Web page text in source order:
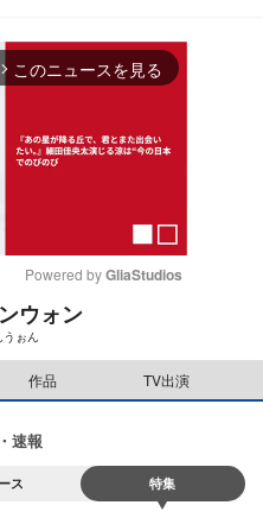
arrow_forward_ios このニュースを見る
Powered by GliaStudios
ウォン
ぉん
作品 TV出演
速報
ス 特集